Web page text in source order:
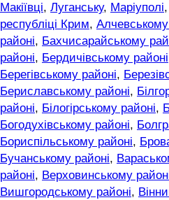
Макіївці, Луганську, Маріуполі,
республіці Крим, Алчевському
районі, Бахчисарайському
районі, Бердичівському районі
Берегівському районі,
Бериславському районі,
районі, Білогірському районі,
Богодухівському районі,
Бориспільському районі,
Бучанському районі,
районі, Верховинському
Вишгородському районі,